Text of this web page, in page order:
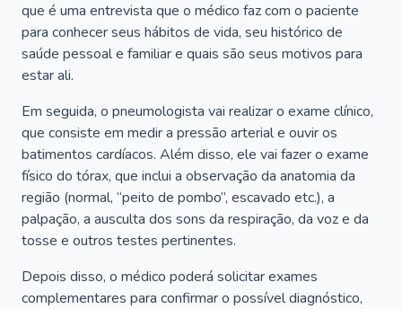
que é uma entrevista que o médico faz com o paciente
para conhecer seus hábitos de vida, seu histórico de
saúde pessoal e familiar e quais são seus motivos para
estar ali.
Em seguida, o pneumologista vai realizar o exame clínico,
que consiste em medir a pressão arterial e ouvir os
batimentos cardíacos. Além disso, ele vai fazer o exame
físico do tórax, que inclui a observação da anatomia da
região (normal, “peito de pombo”, escavado etc.), a
palpação, a ausculta dos sons da respiração, da voz e da
tosse e outros testes pertinentes.
Depois disso, o médico poderá solicitar exames
complementares para confirmar o possível diagnóstico,